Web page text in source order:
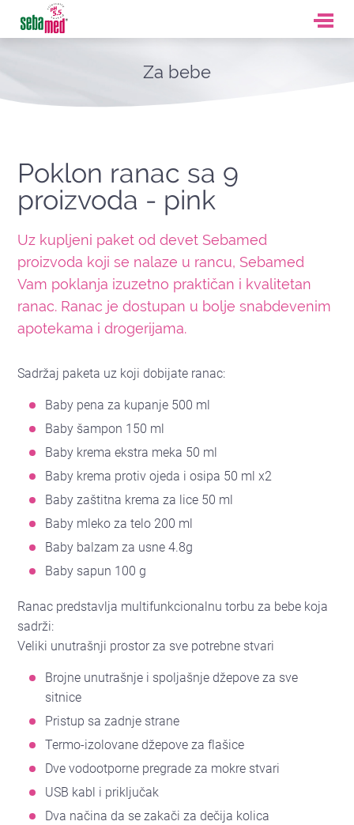
Za bebe
Poklon ranac sa 9
proizvoda - pink
Uz kupljeni paket od devet Sebamed
proizvoda koji se nalaze u rancu, Sebamed
Vam poklanja izuzetno praktičan i kvalitetan
ranac. Ranac je dostupan u bolje snabdevenim
apotekama i drogerijama.
Sadržaj paketa uz koji dobijate ranac:
Baby pena za kupanje 500 ml
Baby šampon 150 ml
Baby krema ekstra meka 50 ml
Baby krema protiv ojeda i osipa 50 ml x2
Baby zaštitna krema za lice 50 ml
Baby mleko za telo 200 ml
Baby balzam za usne 4.8g
Baby sapun 100 g
Ranac predstavlja multifunkcionalnu torbu za bebe koja
sadrži:
Veliki unutrašnji prostor za sve potrebne stvari
Brojne unutrašnje i spoljašnje džepove za sve
sitnice
Pristup sa zadnje strane
Termo-izolovane džepove za flašice
Dve vodootporne pregrade za mokre stvari
USB kabl i priključak
Dva načina da se zakači za dečija kolica